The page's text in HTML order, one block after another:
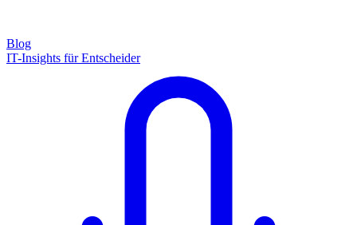
Blog
IT-Insights für Entscheider